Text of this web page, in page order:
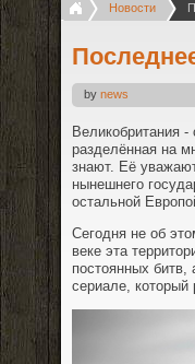
Новости
by news
Великобритания -
разделённая на
знают. Её
нынешнего
остальной
Сегодня не об
веке эта
постоянных
сериале, который